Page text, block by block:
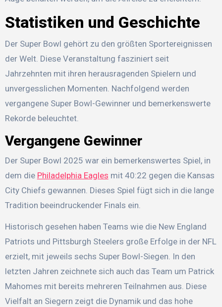
Statistiken und Geschichte
Der Super Bowl gehört zu den größten Sportereignissen
der Welt. Diese Veranstaltung fasziniert seit
Jahrzehnten mit ihren herausragenden Spielern und
unvergesslichen Momenten. Nachfolgend werden
vergangene Super Bowl-Gewinner und bemerkenswerte
Rekorde beleuchtet.
Vergangene Gewinner
Der Super Bowl 2025 war ein bemerkenswertes Spiel, in
dem die Philadelphia Eagles mit 40:22 gegen die Kansas
City Chiefs gewannen. Dieses Spiel fügt sich in die lange
Tradition beeindruckender Finals ein.
Historisch gesehen haben Teams wie die New England
Patriots und Pittsburgh Steelers große Erfolge in der NFL
erzielt, mit jeweils sechs Super Bowl-Siegen. In den
letzten Jahren zeichnete sich auch das Team um Patrick
Mahomes mit bereits mehreren Teilnahmen aus. Diese
Vielfalt an Siegern zeigt die Dynamik und das hohe